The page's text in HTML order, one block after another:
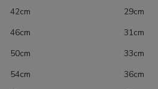
29cm
31cm
33cm
36cm